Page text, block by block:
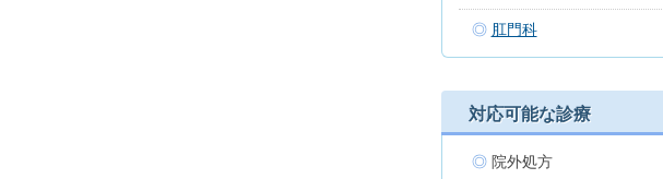
肛門科
対応可能な診療
院外処方